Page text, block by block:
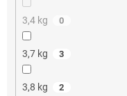
3,4 kg 0
3,7 kg 3
3,8 kg 2